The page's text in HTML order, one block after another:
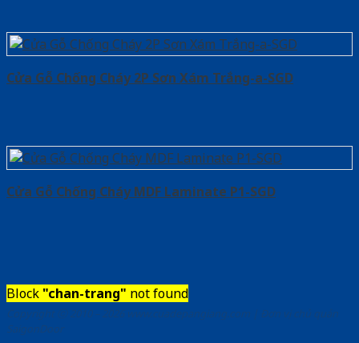
Cửa Gỗ Chống Cháy 2P Sơn Xám Trắng-a-SGD
Cửa Gỗ Chống Cháy MDF Laminate P1-SGD
Block "chan-trang" not found
Copyright ⓒ 2010 – 2026 www.cuadepangiang.com | Đơn vị chủ quản
SaigonDoor